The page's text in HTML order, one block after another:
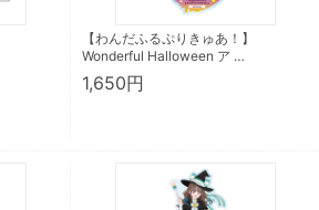
【わんだふるぷりきゅあ！】
Wonderful Halloween ア …
1,650円